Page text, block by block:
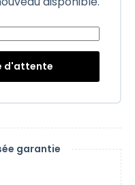
d'attente
garantie